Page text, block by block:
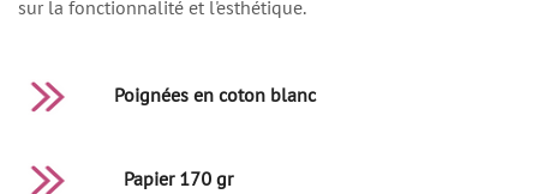
sur la fonctionnalité et l'esthétique.
Poignées en coton blanc
Papier 170 gr